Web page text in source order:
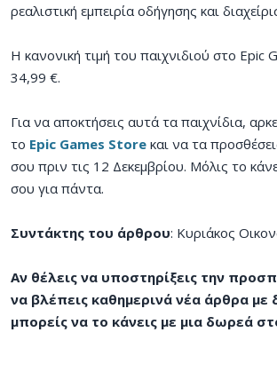
ρεαλιστική εμπειρία οδήγησης και
Η κανονική τιμή του παιχνιδιού στο Epic
34,99 €.
Για να αποκτήσεις αυτά τα παιχνίδια,
το Epic Games Store και να τα
σου πριν τις 12 Δεκεμβρίου. Μόλις το
σου για πάντα.
Συντάκτης του άρθρου: Κυριάκος
Αν θέλεις να υποστηρίξεις την
να βλέπεις καθημερινά νέα άρθρα με
μπορείς να το κάνεις με μια δωρεά